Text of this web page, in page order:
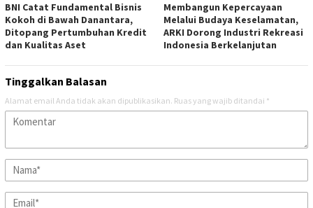
BNI Catat Fundamental Bisnis
Kokoh di Bawah Danantara,
Ditopang Pertumbuhan Kredit
dan Kualitas Aset
Membangun Kepercayaan
Melalui Budaya Keselamatan,
ARKI Dorong Industri Rekreasi
Indonesia Berkelanjutan
Tinggalkan Balasan
Alamat email Anda tidak akan dipublikasikan. Ruas yang wajib ditandai *